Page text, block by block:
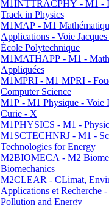
M1INTTRACPHY - M1 -
Track in Physics
M1MAP - M1
Applications - Voie
École Polytechnique
M1MATHAPP - M1 -
Appliquées
M1MPRI - M1 MPRI -
Computer Science
M1P - M1 Physique - Voie
Curie - X
M1PHYSICS - M1 -
M1SCTECHNRJ - M1 -
Technologies for Energy
M2BIOMECA - M2
Biomechanics
M2CLEAR - CLimat,
Applications et Recherche
Pollution and Energy